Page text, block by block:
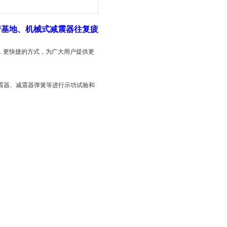
地、机械式减震器往复疲
更快捷的方式，为广大用户提供更
器、减震器弹簧等进行示功试验和